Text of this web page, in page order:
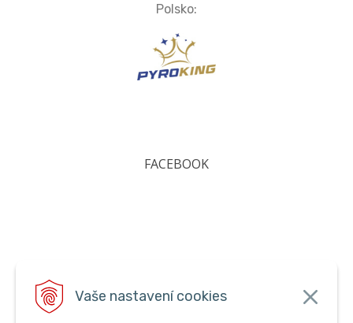
Vaše nastavení cookies
Polsko:
FACEBOOK